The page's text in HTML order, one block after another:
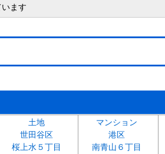
ます
土地
世田谷区
桜上水５丁目
マンション
港区
南青山６丁目